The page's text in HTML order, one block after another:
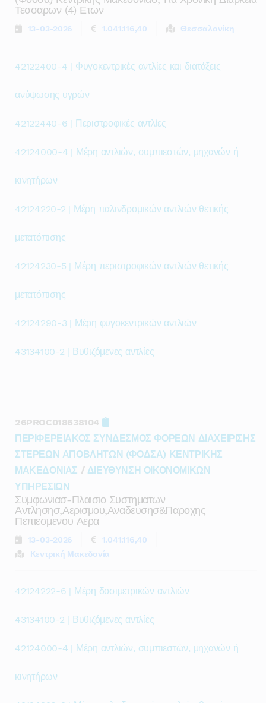
Τεσσαρων (4) Ετων
13-03-2026 1.041.116,40 Θεσσαλονίκη
42122400-4 | Φυγοκεντρικές αντλίες και διατάξεις
ανύψωσης υγρών
42122440-6 | Περιστροφικές αντλίες
42124000-4 | Μέρη αντλιών, συμπιεστών, μηχανών ή
κινητήρων
42124220-2 | Μέρη παλινδρομικών αντλιών θετικής
μετατόπισης
42124230-5 | Μέρη περιστροφικών αντλιών θετικής
μετατόπισης
42124290-3 | Μέρη φυγοκεντρικών αντλιών
43134100-2 | Βυθιζόμενες αντλίες
26PROC018638104
ΠΕΡΙΦΕΡΕΙΑΚΟΣ ΣΥΝΔΕΣΜΟΣ ΦΟΡΕΩΝ ΔΙΑΧΕΙΡΙΣΗΣ
ΣΤΕΡΕΩΝ ΑΠΟΒΛΗΤΩΝ (ΦΟΔΣΑ) ΚΕΝΤΡΙΚΗΣ
ΜΑΚΕΔΟΝΙΑΣ / ΔΙΕΥΘΥΝΣΗ ΟΙΚΟΝΟΜΙΚΩΝ
ΥΠΗΡΕΣΙΩΝ
Συμφωνιασ-Πλαισιο Συστηματων
Αντλησησ,αερισμου,αναδευσησ&παροχης
Πεπιεσμενου Αερα
13-03-2026
1.041.116,40
Κεντρική Μακεδονία
42124222-6 | Μέρη δοσιμετρικών αντλιών
43134100-2 | Βυθιζόμενες αντλίες
42124000-4 | Μέρη αντλιών, συμπιεστών, μηχανών ή
κινητήρων